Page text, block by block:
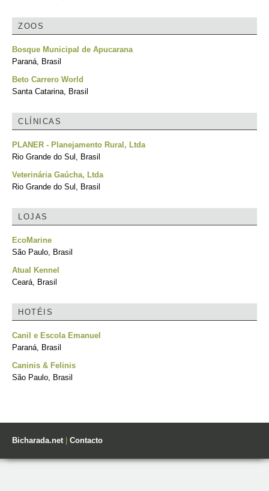
ZOOS
Bosque Municipal de Apucarana
Paraná, Brasil
Beto Carrero World
Santa Catarina, Brasil
CLÍNICAS
PLANER - Planejamento Rural, Ltda
Rio Grande do Sul, Brasil
Veterinária Gaúcha, Ltda
Rio Grande do Sul, Brasil
LOJAS
EcoMarine
São Paulo, Brasil
Atual Kennel
Ceará, Brasil
HOTÉIS
Canil e Escola Emanuel
Paraná, Brasil
Caninis & Felinis
São Paulo, Brasil
Bicharada.net| Contacto